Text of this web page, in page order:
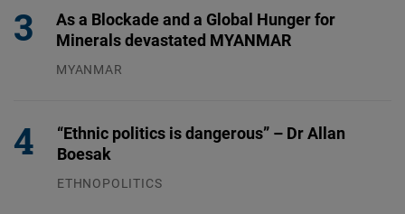
As a Blockade and a Global Hunger for
Minerals devastated MYANMAR
MYANMAR
“Ethnic politics is dangerous” – Dr Allan
Boesak
ETHNOPOLITICS